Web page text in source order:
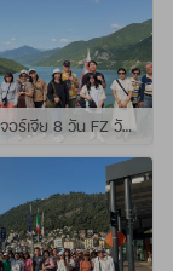
ทัวร์ แกรนด์จอร์เจีย 8 วัน FZ วันที่ 26 กรกฎาคม - 02 สิงหาคม 2569 เดินทางกับไกด์พี่โจ๊ก